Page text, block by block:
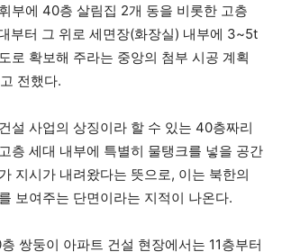
부에 40층 살림집 2개 동을 비롯한 고층
부터 그 위로 세면장(화장실) 내부에 3~5t
로 확보해 주라는 중앙의 첨부 시공 계획
전했다.
설 사업의 상징이라 할 수 있는 40층짜리
층 세대 내부에 특별히 물탱크를 넣을 공간
지시가 내려왔다는 뜻으로, 이는 북한의
보여주는 단면이라는 지적이 나온다.
쌍둥이 아파트 건설 현장에서는 11층부터